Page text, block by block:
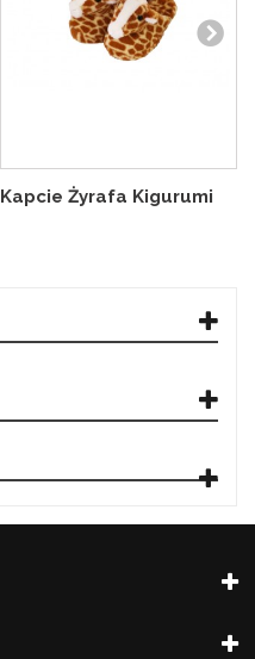
Kapcie Żyrafa Kigurumi